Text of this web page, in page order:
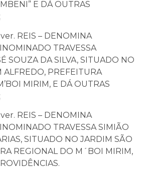
E DÁ OUTRAS
ver. REIS – DENOMINA
TRAVESSA
SOUZA DA SILVA, SITUADO NO
ALFREDO, PREFEITURA
MIRIM, E DÁ OUTRAS
ver. REIS – DENOMINA
TRAVESSA SIMIÃO
SITUADO NO JARDIM SÃO
REGIONAL DO M´BOI MIRIM,